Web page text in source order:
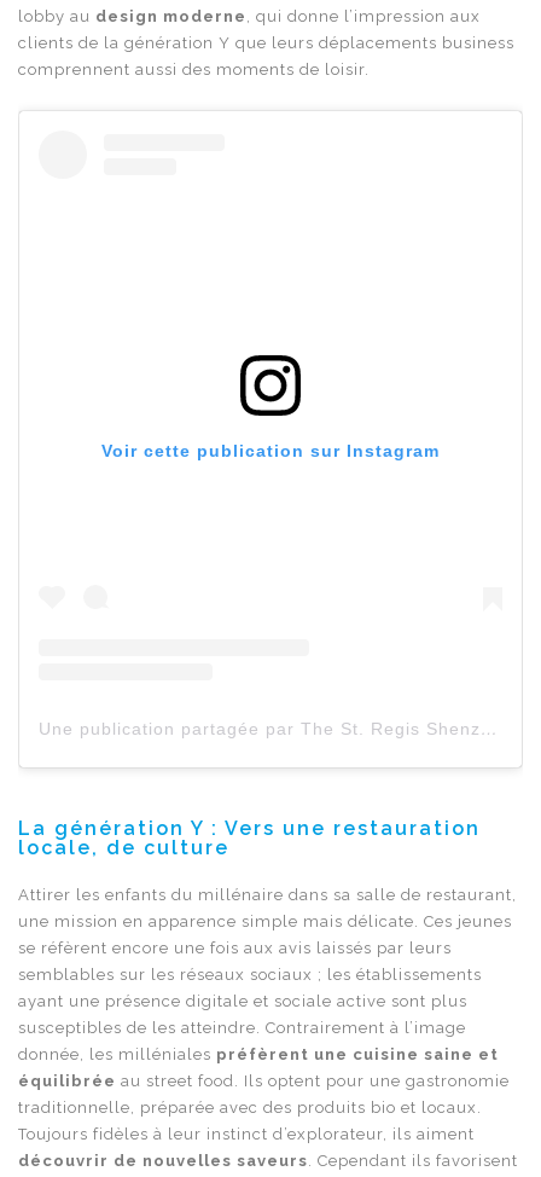
lobby au design moderne
, qui donne l’impression aux
clients de la génération Y que leurs déplacements business
comprennent aussi des moments de loisir.
Voir cette publication sur Instagram
Une publication partagée par The St. Regis Shenzhen (@st.regisshenzhen)
La génération Y : Vers une restauration
locale, de culture
Attirer les enfants du millénaire dans sa salle de restaurant,
une mission en apparence simple mais délicate. Ces jeunes
se réfèrent encore une fois aux avis laissés par leurs
semblables sur les réseaux sociaux ; les établissements
ayant une présence digitale et sociale active sont plus
susceptibles de les atteindre. Contrairement à l’image
donnée, les milléniales préfèrent une cuisine saine et
équilibrée au street food. Ils optent pour une gastronomie
traditionnelle, préparée avec des produits bio et locaux.
Toujours fidèles à leur instinct d’explorateur, ils aiment
découvrir de nouvelles saveurs. Cependant ils favorisent